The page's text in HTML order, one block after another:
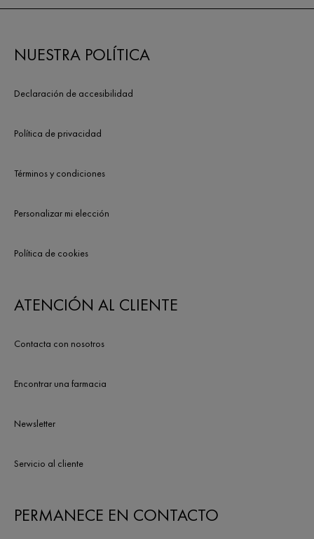
NUESTRA POLÍTICA
Declaración de accesibilidad
Política de privacidad
Términos y condiciones
Personalizar mi elección
Política de cookies
ATENCIÓN AL CLIENTE
Contacta con nosotros
Encontrar una farmacia
Newsletter
Servicio al cliente
PERMANECE EN CONTACTO